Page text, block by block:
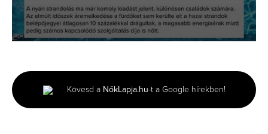
minute,
55
seconds
Kövesd a NőkLapja.hu-t a Google hírekben!